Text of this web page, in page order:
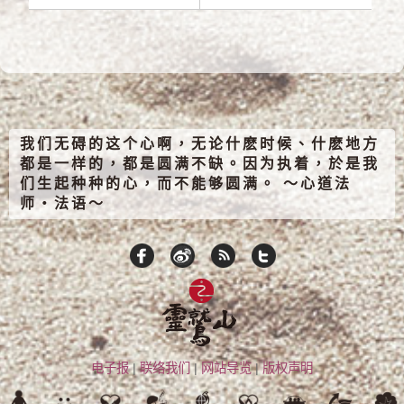
我们无碍的这个心啊，无论什麽时候、什麽地方
都是一样的，都是圆满不缺。因为执着，於是我
们生起种种的心，而不能够圆满。 ～心道法
师‧法语～
电子报|联络我们|网站导览|版权声明